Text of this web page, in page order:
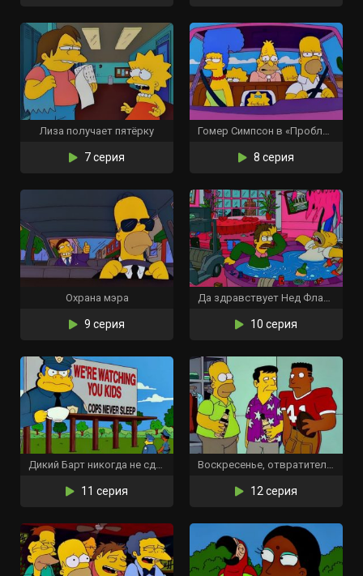
Лиза получает пятёрку
7 серия
Гомер Симпсон в «Проблеме с почкой»
8 серия
Охрана мэра
9 серия
Да здравствует Нед Фландерс
10 серия
Дикий Барт никогда не сдаётся
11 серия
Воскресенье, отвратительное воскресенье
12 серия